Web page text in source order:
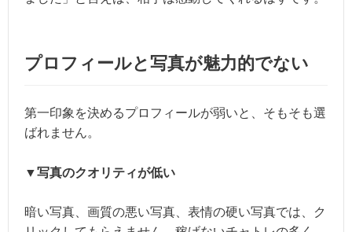
プロフィールと写真が魅力的でない
第一印象を決めるプロフィールが弱いと、そもそも選
ばれません。
▼写真のクオリティが低い
暗い写真、画質の悪い写真、表情の硬い写真では、ク